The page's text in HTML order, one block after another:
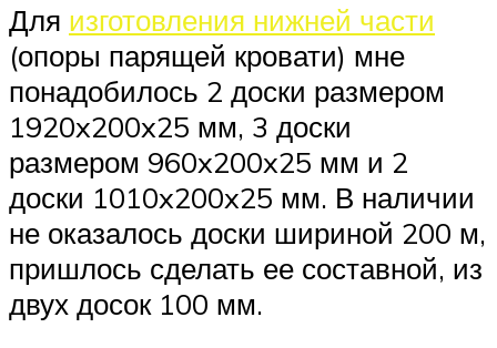
Для изготовления нижней части
(опоры парящей кровати) мне
понадобилось 2 доски размером
1920x200x25 мм, 3 доски
размером 960x200x25 мм и 2
доски 1010x200x25 мм. В наличии
не оказалось доски шириной 200 м,
пришлось сделать ее составной, из
двух досок 100 мм.